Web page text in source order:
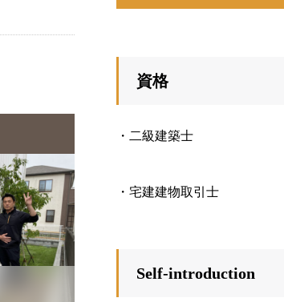
資格
・二級建築士
・宅建建物取引士
Self-introduction